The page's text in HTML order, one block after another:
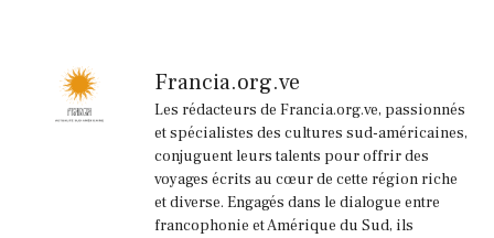
Francia.org.ve
Les rédacteurs de Francia.org.ve, passionnés
et spécialistes des cultures sud-américaines,
conjuguent leurs talents pour offrir des
voyages écrits au cœur de cette région riche
et diverse. Engagés dans le dialogue entre
francophonie et Amérique du Sud, ils